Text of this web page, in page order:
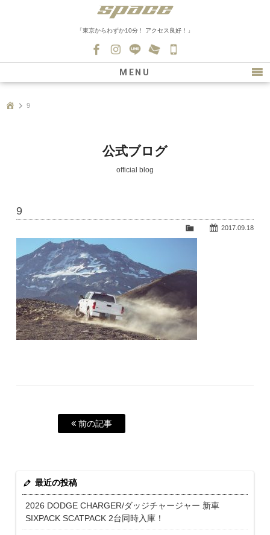
「東京からわずか10分！ アクセス良好！」
0139
MENU
新車情報
在庫車情報
会社紹介
スタッフ募集
9
公式ブログ
official blog
9
2017.09.18
前の記事
最近の投稿
2026 DODGE CHARGER/ダッジチャージャー 新車
SIXPACK SCATPACK 2台同時入庫！